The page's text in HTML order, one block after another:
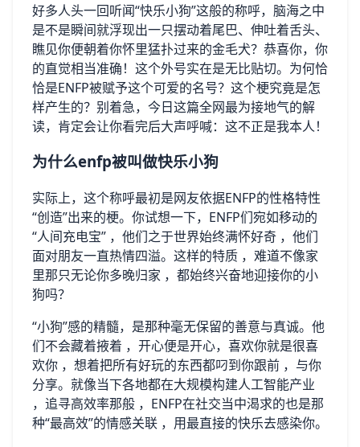
好多人头一回听闻“快乐小狗”这般的称呼，脑海之中
是不是瞬间就浮现出一只摆动着尾巴、伸吐着舌头、
瞧见你便朝着你怀里猛扑过来的金毛犬？恭喜你，你
的直觉相当准确！这个外号实在是无比贴切。为何恰
恰是ENFP被赋予这个可爱的名号？这个梗究竟是怎
样产生的？别着急，今日这篇全网最为接地气的解
读，肯定会让你看完后大声呼喊：这不正是我本人！
为什么enfp被叫做快乐小狗
实际上，这个称呼最初是网友依据ENFP的性格特性
“创造”出来的梗。你试想一下，ENFP们宛如移动的
“人间充电宝” ，他们之于世界始终满怀好奇 ，他们
面对朋友一直热情四溢。这样的特质 ，难道不像家
里那只无论你多晚归家 ，都始终兴奋地迎接你的小
狗吗？
“小狗”感的精髓，是那种毫无保留的善意与真诚。他
们不会藏着掖着 ，开心便是开心，喜欢你就是很喜
欢你 ，想着把所有好玩的东西都叼到你跟前 ，与你
分享。就像当下各地都在大规模构建人工智能产业
，追寻高效率那般 ，ENFP在社交当中渴求的也是那
种“最高效”的情感关联 ，用最直接的快乐去感染你。